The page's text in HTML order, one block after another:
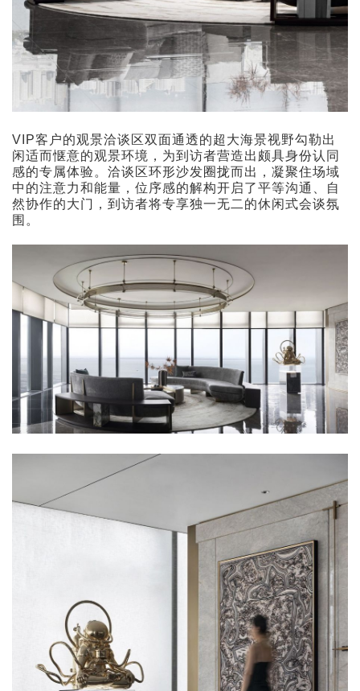
VIP客户的观景洽谈区双面通透的超大海景视野勾勒出
闲适而惬意的观景环境，为到访者营造出颇具身份认同
感的专属体验。洽谈区环形沙发圈拢而出，凝聚住场域
中的注意力和能量，位序感的解构开启了平等沟通、自
然协作的大门，到访者将专享独一无二的休闲式会谈氛
围。